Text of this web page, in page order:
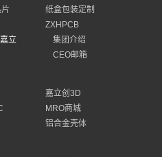
纸盒包装定制
ZXHPCB
立
集团介绍
CEO邮箱
嘉立创3D
MRO商城
铝合金壳体